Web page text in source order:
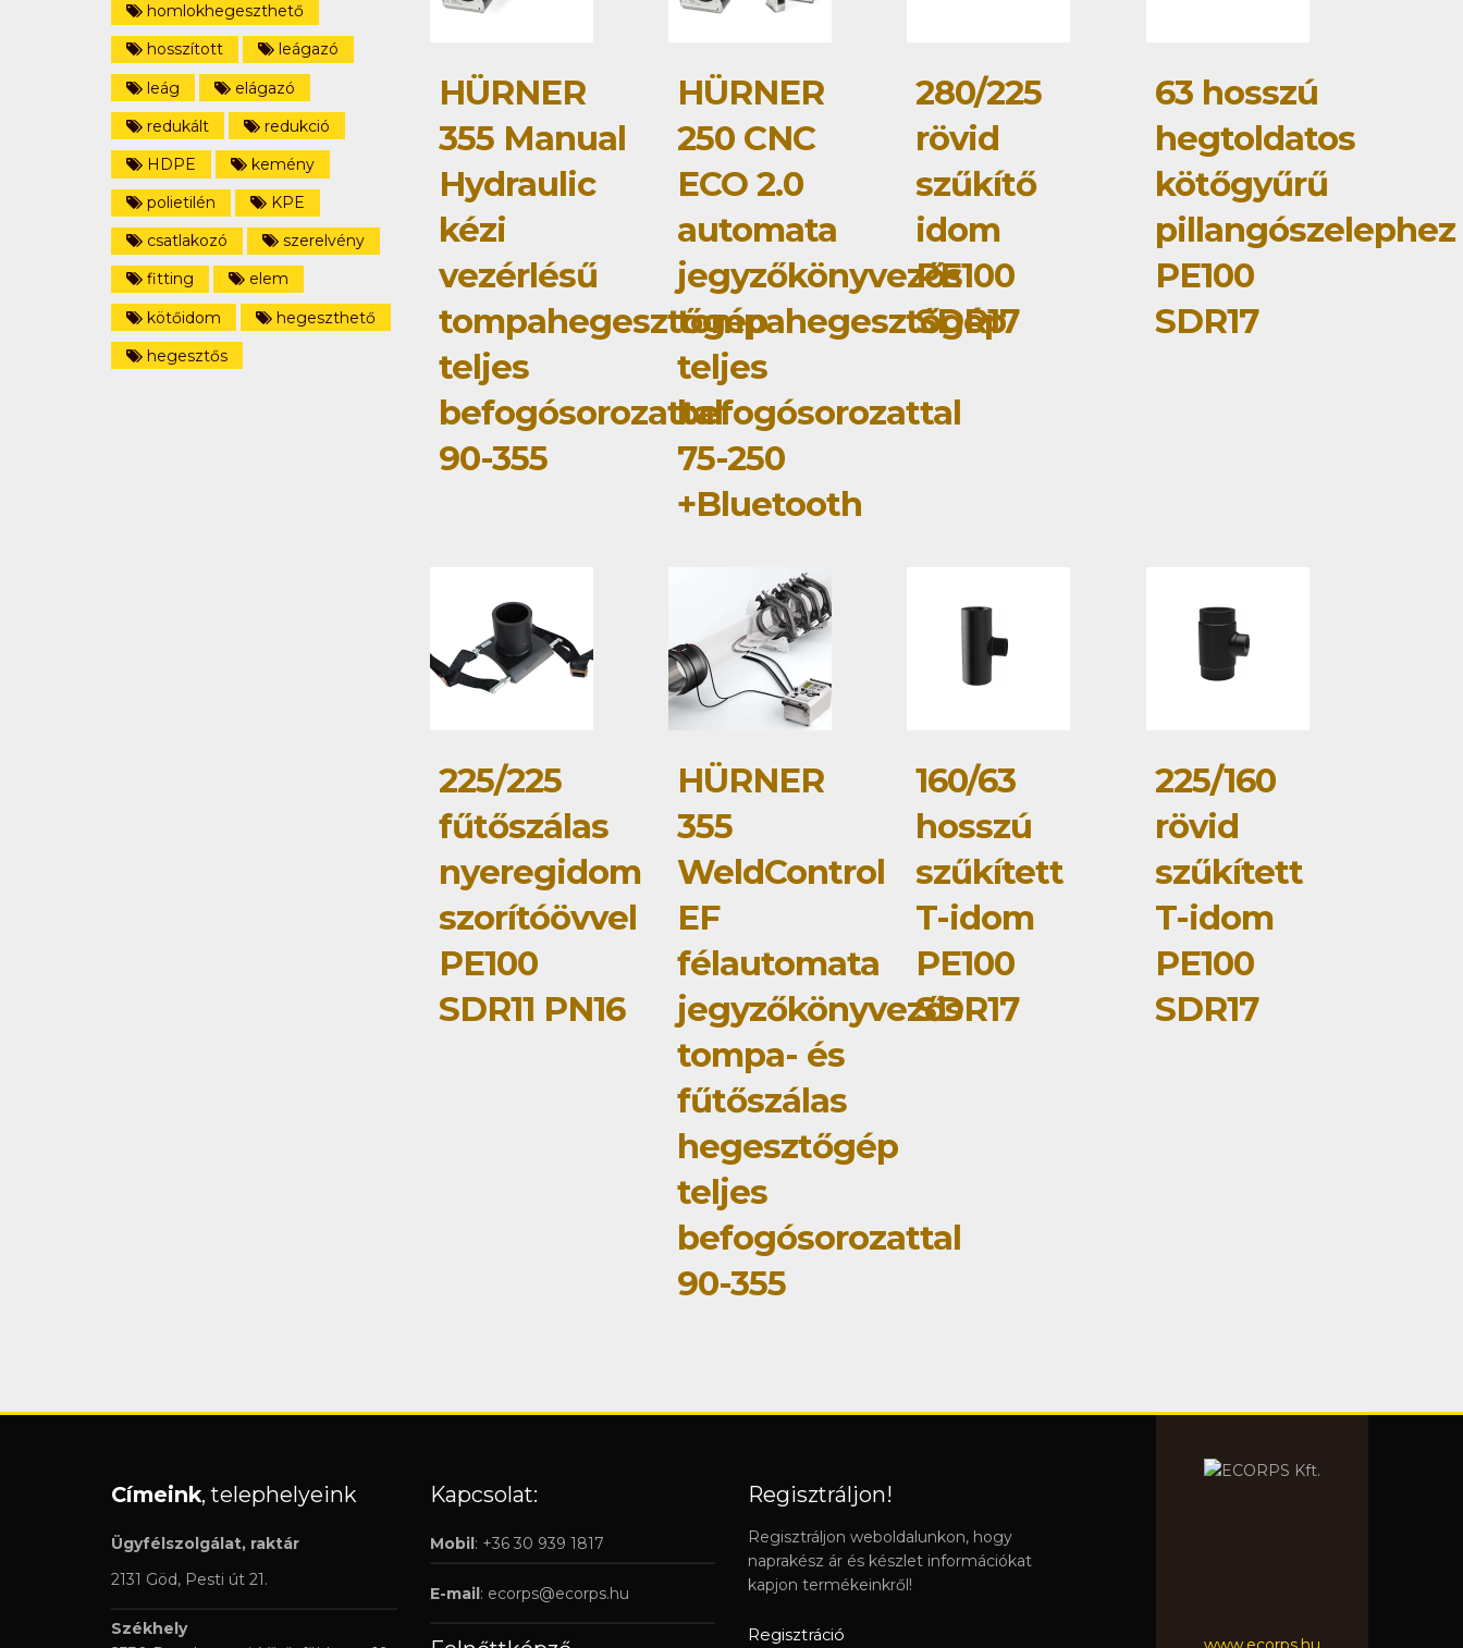
homlokhegeszthető
hosszított
leágazó
leág
elágazó
redukált
redukció
HDPE
kemény
polietilén
KPE
csatlakozó
szerelvény
fitting
elem
kötőidom
hegeszthető
hegesztős
HÜRNER
355 Manual
Hydraulic
kézi
vezérlésű
tompahegesztőgép
teljes
befogósorozattal
90-355
HÜRNER
250 CNC
ECO 2.0
automata
jegyzőkönyvezős
tompahegesztőgép
teljes
befogósorozattal
75-250
+Bluetooth
280/225
rövid
szűkítő
idom
PE100
SDR17
63 hosszú
hegtoldatos
kötőgyűrű
pillangószelephez
PE100
SDR17
225/225
fűtőszálas
nyeregidom
szorítóövvel
PE100
SDR11 PN16
HÜRNER
355
WeldControl
EF
félautomata
jegyzőkönyvezős
tompa- és
fűtőszálas
hegesztőgép
teljes
befogósorozattal
90-355
160/63
hosszú
szűkített
T-idom
PE100
SDR17
225/160
rövid
szűkített
T-idom
PE100
SDR17
Címeink, telephelyeink
Ügyfélszolgálat, raktár
2131 Göd, Pesti út 21.
Székhely
Kapcsolat:
Mobil: +36 30 939 1817
E-mail: ecorps@ecorps.hu
Regisztráljon!
Regisztráljon weboldalunkon, hogy
naprakész ár és készlet információkat
kapjon termékeinkről!
Regisztráció